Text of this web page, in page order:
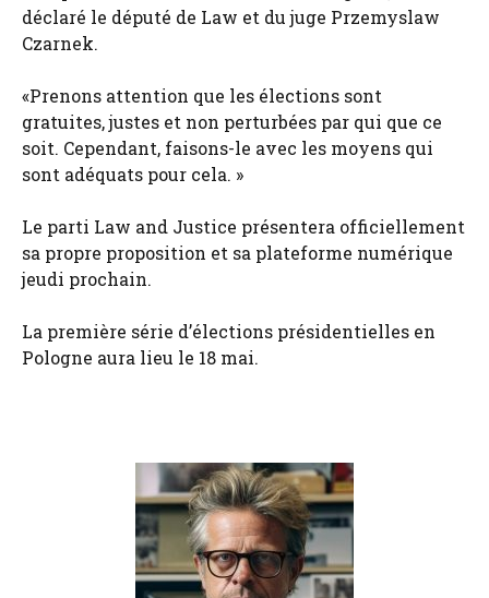
déclaré le député de Law et du juge Przemyslaw
Czarnek.
«Prenons attention que les élections sont
gratuites, justes et non perturbées par qui que ce
soit. Cependant, faisons-le avec les moyens qui
sont adéquats pour cela. »
Le parti Law and Justice présentera officiellement
sa propre proposition et sa plateforme numérique
jeudi prochain.
La première série d’élections présidentielles en
Pologne aura lieu le 18 mai.